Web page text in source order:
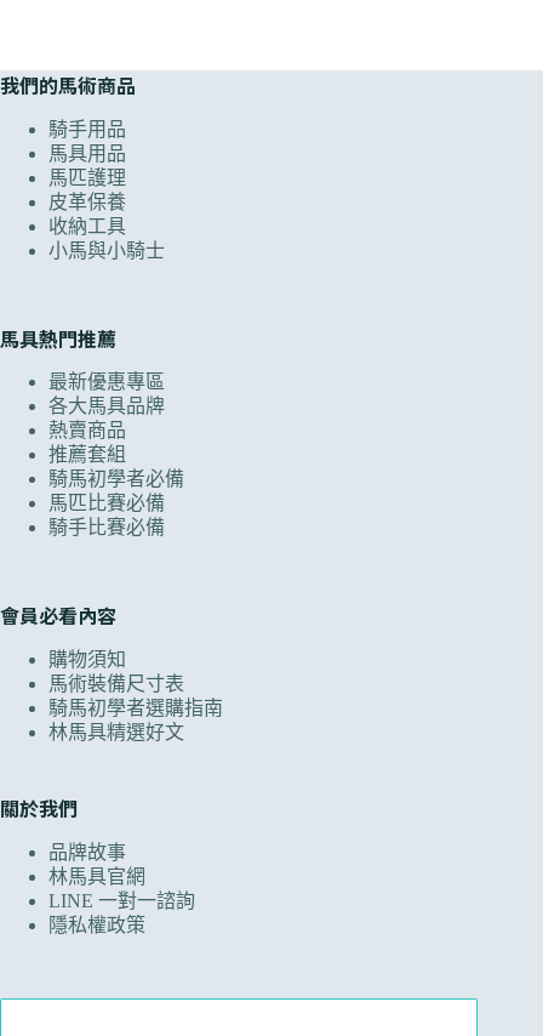
我們的馬術商品
騎手用品
馬具用品
馬匹護理
皮革保養
收納工具
小馬與小騎士
馬具熱門推薦
最新優惠專區
各大馬具品牌
熱賣商品
推薦套組
騎馬初學者必備
馬匹比賽必備
騎手比賽必備
會員必看內容
購物須知
馬術裝備尺寸表
騎馬初學者選購指南
林馬具精選好文
關於我們
品牌故事
林馬具官網
LINE 一對一諮詢
隱私權政策